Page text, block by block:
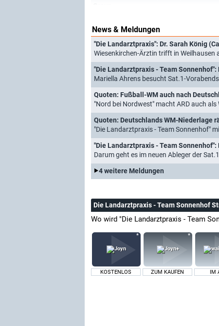
News & Meldungen
"Die Landarztpraxis": Dr. Sarah König
Wiesenkirchen-Ärztin trifft in Weilhausen
"Die Landarztpraxis - Team
Mariella Ahrens besucht Sat.1-
"Nord bei Nordwest" macht ARD auch
Quoten: Deutschlands WM-Niederlage
"Die Landarztpraxis - Team Sonnenhof"
Darum geht es im neuen Ableger der
4 weitere Meldungen
Die Landarztpraxis - Team Sonnenhof
Wo wird "Die Landarztpraxis - Team
KOSTENLOS ZUM KAUFEN IM